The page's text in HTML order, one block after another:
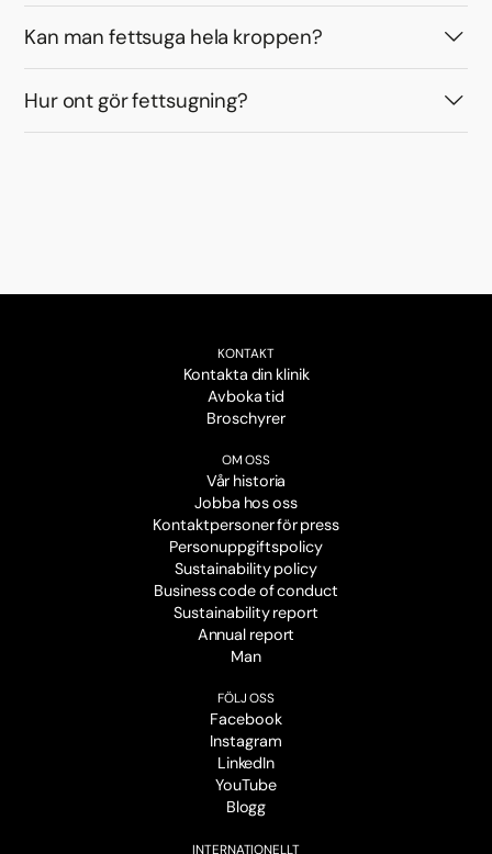
Kan man fettsuga hela kroppen?
Hur ont gör fettsugning?
KONTAKT
Kontakta din klinik
Avboka tid
Broschyrer
OM OSS
Vår historia
Jobba hos oss
Kontaktpersoner för press
Personuppgiftspolicy
Sustainability policy
Business code of conduct
Sustainability report
Annual report
Man
FÖLJ OSS
Facebook
Instagram
LinkedIn
YouTube
Blogg
INTERNATIONELLT